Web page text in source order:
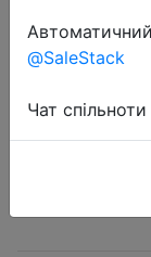
Freezer
@SaleStack
Чат